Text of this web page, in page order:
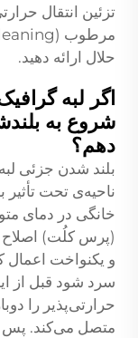
تزئین انتقال
حلال ارائه دهید.
شروع به
دهم؟
بلند شدن جزئی
ناحیه‌ی تحت تأثیر
خانگی در دمای
و یکنواخت اعمال
سرد شود قبل از
حرارتی‌پذیر را
متصل می‌کند. پس